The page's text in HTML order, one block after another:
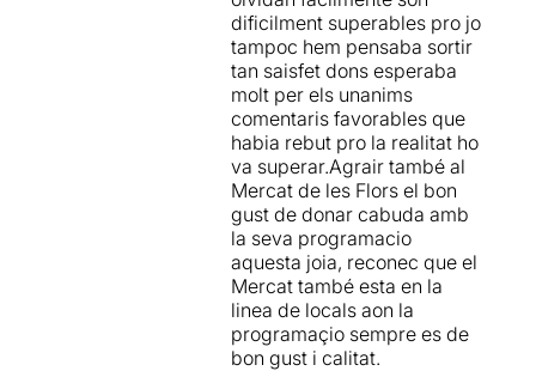
dificilment superables pro jo
tampoc hem pensaba sortir
tan saisfet dons esperaba
molt per els unanims
comentaris favorables que
habia rebut pro la realitat ho
va superar.Agrair també al
Mercat de les Flors el bon
gust de donar cabuda amb
la seva programacio
aquesta joia, reconec que el
Mercat també esta en la
linea de locals aon la
programaçio sempre es de
bon gust i calitat.